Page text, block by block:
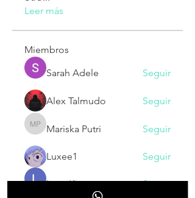
Leer más
Miembros
Sarah Adele
Seguir
Alex Talmudo Seguir
Mariska Putri
Mariska Putri Seguir
Luxee1 Seguir
Larry King
Seguir